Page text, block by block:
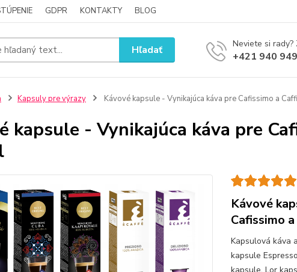
GDPR KONTAKTY BLOG
Hľadať Neviete si rady?
+421 940
Kapsuly pre výrazy Kávové kapsule - Vynikajúca káva pre Cafissimo a
kapsule - Vynikajúca káva pre
Kávové
Cafissimo
Kapsulová káva
kapsule